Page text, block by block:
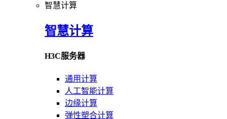
智慧计算
智慧计算
H3C服务器
通用计算
人工智能计算
边缘计算
弹性塑合计算